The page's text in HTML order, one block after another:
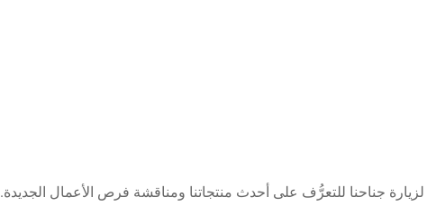
لزيارة جناحنا للتعرُّف على أحدث منتجاتنا ومناقشة فرص الأعمال الجديدة.